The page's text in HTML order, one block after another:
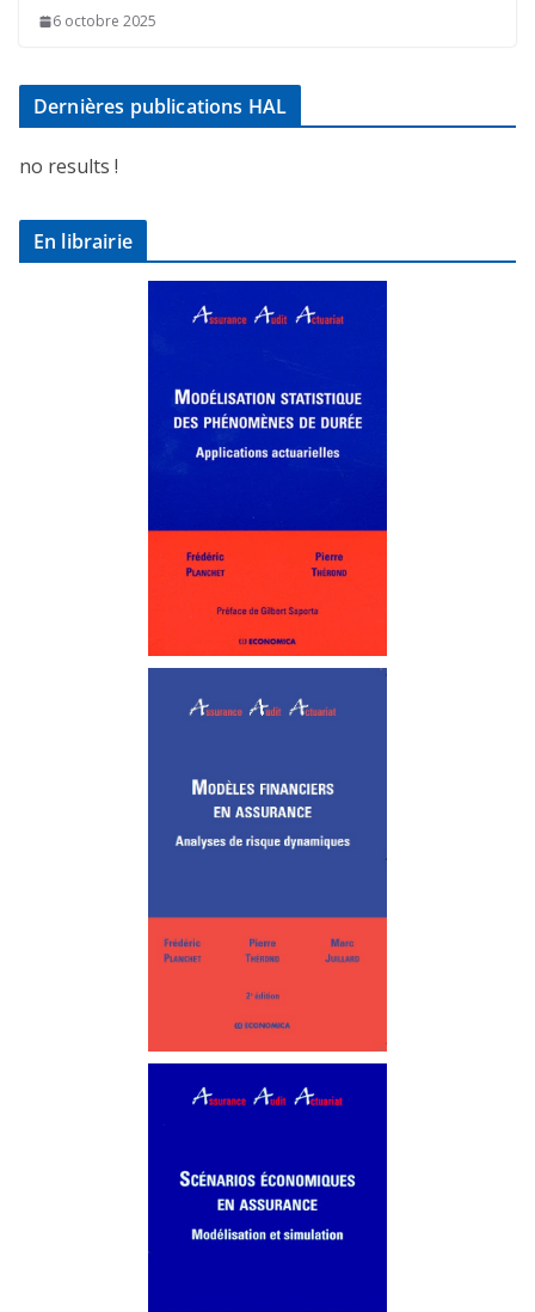
6 octobre 2025
Dernières publications HAL
no results !
En librairie